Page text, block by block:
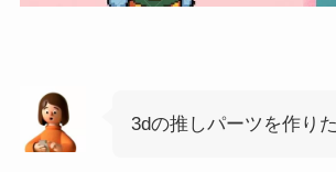
3dの推しパーツを作り